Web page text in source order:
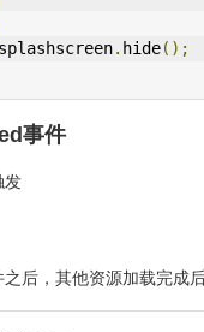
splashscreen. hide();
事件
发
后，其他资源加载完成